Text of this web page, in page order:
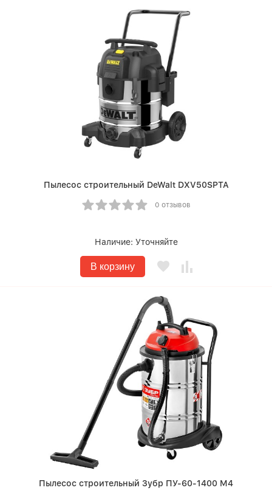
Пылесос строительный DeWalt DXV50SPTA
0 отзывов
Наличие: Уточняйте
В корзину
Пылесос строительный Зубр ПУ-60-1400 М4